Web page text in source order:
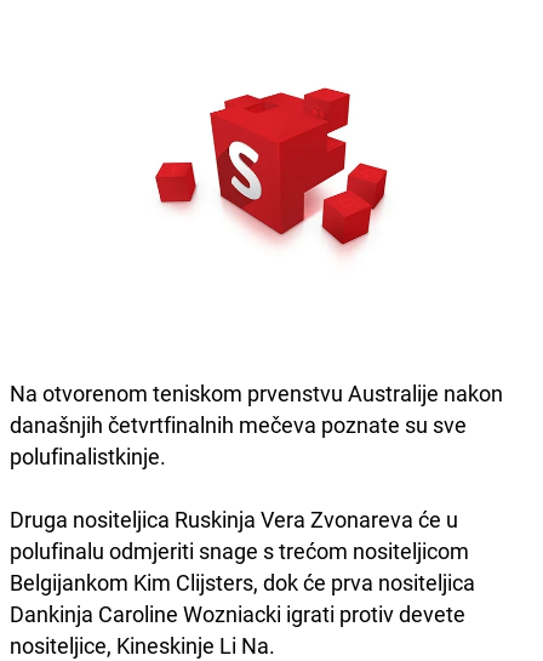
Na otvorenom teniskom prvenstvu Australije nakon
današnjih četvrtfinalnih mečeva poznate su sve
polufinalistkinje.
Druga nositeljica Ruskinja Vera Zvonareva će u
polufinalu odmjeriti snage s trećom nositeljicom
Belgijankom Kim Clijsters, dok će prva nositeljica
Dankinja Caroline Wozniacki igrati protiv devete
nositeljice, Kineskinje Li Na.